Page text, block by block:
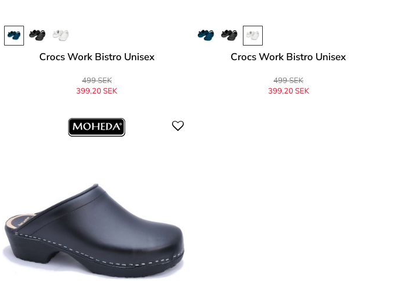
Crocs Work Bistro Unisex
499 SEK
399,20 SEK
Crocs Work Bistro Unisex
499 SEK
399,20 SEK